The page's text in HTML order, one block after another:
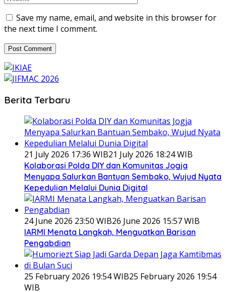
Save my name, email, and website in this browser for
the next time I comment.
Berita Terbaru
21 July 2026 17:36 WIB21 July 2026 18:24 WIB
Kolaborasi Polda DIY dan Komunitas Jogja
Menyapa Salurkan Bantuan Sembako, Wujud Nyata
Kepedulian Melalui Dunia Digital
24 June 2026 23:50 WIB26 June 2026 15:57 WIB
IARMI Menata Langkah, Menguatkan Barisan
Pengabdian
25 February 2026 19:54 WIB25 February 2026 19:54
WIB